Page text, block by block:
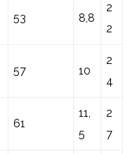
53 8,8
2
2
57 10
2
4
61
11,
5
2
7